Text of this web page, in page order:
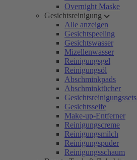
Overnight Maske
Gesichtsreinigung
Alle anzeigen
Gesichtspeeling
Gesichtswasser
Mizellenwasser
Reinigungsgel
Reinigungsöl
Abschminkpads
Abschminktücher
Gesichtsreinigungssets
Gesichtsseife
Make-up-Entferner
Reinigungscreme
Reinigungsmilch
Reinigungspuder
Reinigungsschaum